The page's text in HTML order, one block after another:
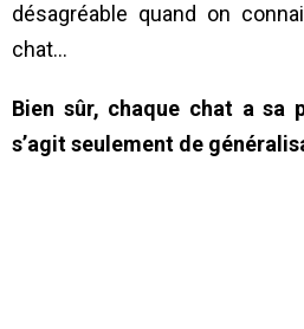
désagréable quand on
chat…
Bien sûr, chaque chat a sa
s’agit seulement de